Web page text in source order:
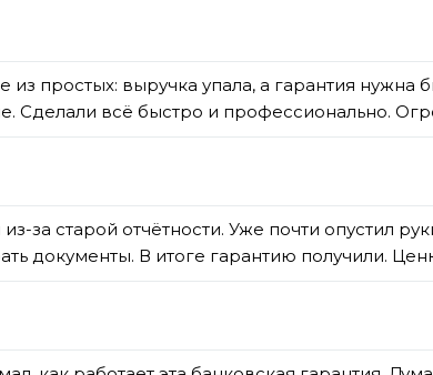
простых: выручка упала, а гарантия нужна
Сделали всё быстро и профессионально.
за старой отчётности. Уже почти опустил
документы. В итоге гарантию получили.